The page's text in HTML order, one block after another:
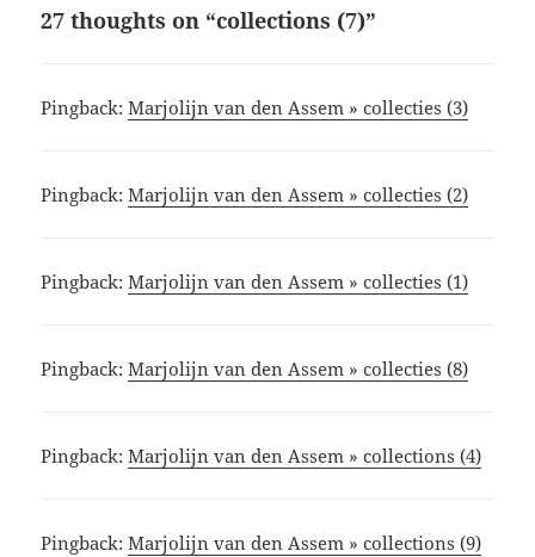
27 thoughts on “collections (7)”
Pingback:Marjolijn van den Assem » collecties (3)
Pingback:Marjolijn van den Assem » collecties (2)
Pingback:Marjolijn van den Assem » collecties (1)
Pingback:Marjolijn van den Assem » collecties (8)
Pingback:Marjolijn van den Assem » collections (4)
Pingback:Marjolijn van den Assem » collections (9)